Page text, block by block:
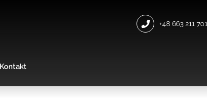
+48 663 211 701
Kontakt